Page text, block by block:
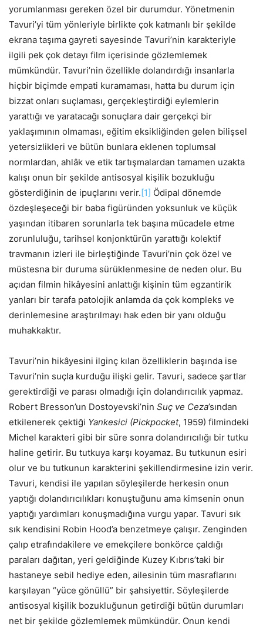
yorumlanması gereken özel bir durumdur. Yönetmenin
Tavuri’yi tüm yönleriyle birlikte çok katmanlı bir şekilde
ekrana taşıma gayreti sayesinde Tavuri’nin karakteriyle
ilgili pek çok detayı film içerisinde gözlemlemek
mümkündür. Tavuri’nin özellikle dolandırdığı insanlarla
hiçbir biçimde empati kuramaması, hatta bu durum için
bizzat onları suçlaması, gerçekleştirdiği eylemlerin
yarattığı ve yaratacağı sonuçlara dair gerçekçi bir
yaklaşımının olmaması, eğitim eksikliğinden gelen bilişsel
yetersizlikleri ve bütün bunlara eklenen toplumsal
normlardan, ahlâk ve etik tartışmalardan tamamen uzakta
kalışı onun bir şekilde antisosyal kişilik bozukluğu
gösterdiğinin de ipuçlarını verir.[1] Ödipal dönemde
özdeşleşeceği bir baba figüründen yoksunluk ve küçük
yaşından itibaren sorunlarla tek başına mücadele etme
zorunluluğu, tarihsel konjonktürün yarattığı kolektif
travmanın izleri ile birleştiğinde Tavuri’nin çok özel ve
müstesna bir duruma sürüklenmesine de neden olur. Bu
açıdan filmin hikâyesini anlattığı kişinin tüm egzantirik
yanları bir tarafa patolojik anlamda da çok kompleks ve
derinlemesine araştırılmayı hak eden bir yanı olduğu
muhakkaktır.
Tavuri’nin hikâyesini ilginç kılan özelliklerin başında ise
Tavuri’nin suçla kurduğu ilişki gelir. Tavuri, sadece şartlar
gerektirdiği ve parası olmadığı için dolandırıcılık yapmaz.
Robert Bresson’un Dostoyevski’nin Suç ve Ceza’sından
etkilenerek çektiği Yankesici (Pickpocket, 1959) filmindeki
Michel karakteri gibi bir süre sonra dolandırıcılığı bir tutku
haline getirir. Bu tutkuya karşı koyamaz. Bu tutkunun esiri
olur ve bu tutkunun karakterini şekillendirmesine izin verir.
Tavuri, kendisi ile yapılan söyleşilerde herkesin onun
yaptığı dolandırıcılıkları konuştuğunu ama kimsenin onun
yaptığı yardımları konuşmadığına vurgu yapar. Tavuri sık
sık kendisini Robin Hood’a benzetmeye çalışır. Zenginden
çalıp etrafındakilere ve emekçilere bonkörce çaldığı
paraları dağıtan, yeri geldiğinde Kuzey Kıbrıs’taki bir
hastaneye sebil hediye eden, ailesinin tüm masraflarını
karşılayan “yüce gönüllü” bir şahsiyettir. Söyleşilerde
antisosyal kişilik bozukluğunun getirdiği bütün durumları
net bir şekilde gözlemlemek mümkündür. Onun kendi